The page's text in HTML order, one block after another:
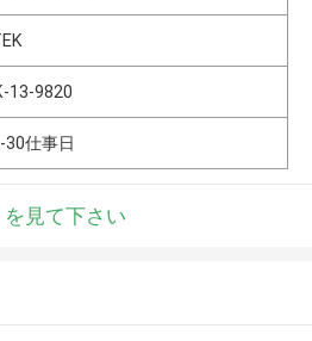
13-9820
30仕事日
を見て下さい